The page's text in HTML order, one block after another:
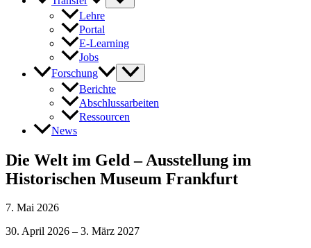
Lehre
Portal
E-Learning
Jobs
Forschung
Berichte
Abschlussarbeiten
Ressourcen
News
Die Welt im Geld – Ausstellung im
Historischen Museum Frankfurt
7. Mai 2026
30. April 2026 – 3. März 2027